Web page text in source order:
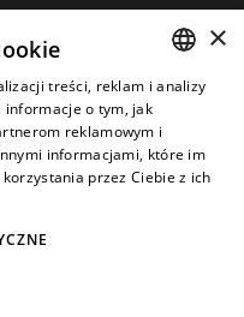
ENGLISH
×
treści, reklam i analizy
informacje o tym, jak
reklamowym i
informacjami, które im
przez Ciebie z ich